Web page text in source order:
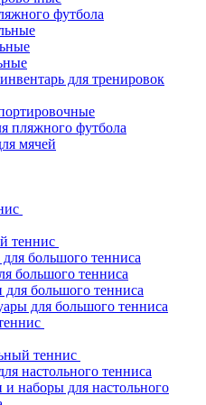
футбола
для тренировок
пляжного футбола
мячей
теннис
большого тенниса
большого тенниса
для большого тенниса
для большого тенниса
теннис
настольного тенниса
и наборы для настольного